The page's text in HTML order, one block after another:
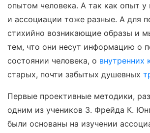
опытом человека. А так как опыт у
и ассоциации тоже разные. А для
стихийно возникающие образы и
тем, что они несут информацию о
состоянии человека, о внутренних
старых, почти забытых душевных
Первые проективные методики,
одним из учеников З. Фрейда К.
были основаны на изучении